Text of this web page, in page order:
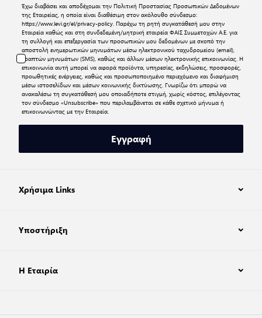
Έχω διαβάσει και αποδέχομαι την Πολιτική Προστασίας Προσωπικών Δεδομένων
της Εταιρείας, η οποία είναι διαθέσιμη στον ακόλουθο σύνδεσμο:
https://www.levi.gr/el/privacy-policy. Παρέχω τη ρητή συγκατάθεσή μου στην
Εταιρεία καθώς και στη συνδεδεμένη/μητρική εταιρεία ΦΑΙΣ Συμμετοχών Α.Ε. για
τη συλλογή και επεξεργασία των προσωπικών μου δεδομένων με σκοπό την
αποστολή ενημερωτικών μηνυμάτων μέσω ηλεκτρονικού ταχυδρομείου (email),
γραπτών μηνυμάτων (SMS), καθώς και άλλων μέσων ηλεκτρονικής επικοινωνίας. Η
επικοινωνία αυτή μπορεί να αφορά προϊόντα, υπηρεσίες, εκδηλώσεις, προσφορές,
προωθητικές ενέργειες, καθώς και προσωποποιημένο περιεχόμενο και διαφήμιση
μέσω ιστοσελίδων και μέσων κοινωνικής δικτύωσης. Γνωρίζω ότι μπορώ να
ανακαλέσω τη συγκατάθεσή μου οποιαδήποτε στιγμή, χωρίς κόστος, επιλέγοντας
τον σύνδεσμο «Unsubscribe» που περιλαμβάνεται σε κάθε σχετικό μήνυμα ή
επικοινωνώντας με την Εταιρεία.
Εγγραφή
Χρήσιμα Links
Υποστήριξη
Η Εταιρία